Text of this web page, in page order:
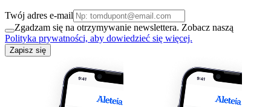
Twój adres e-mail
Zgadzam się na otrzymywanie newslettera. Zobacz naszą
Polityka prywatności, aby dowiedzieć się więcej.
Zapisz się